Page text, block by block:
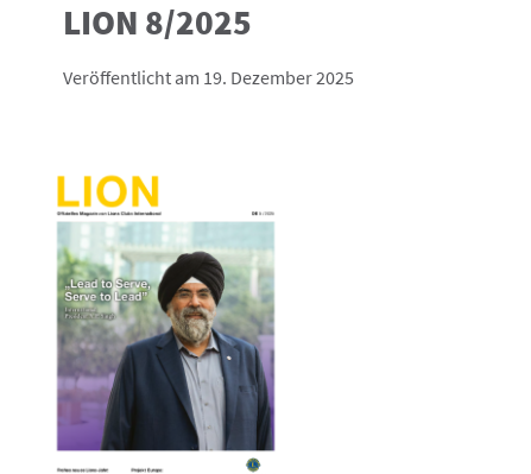
LION 8/2025
Veröffentlicht am 19. Dezember 2025